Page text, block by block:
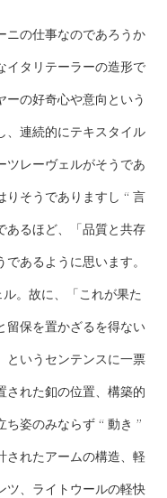
ニの仕事なのであろうか
イタリテーラーの造形で
ーの好奇心や意向という
、連続的にテキスタイル
ツレーヴェルがそうであ
りそうでありますし “ 言
あるほど、「品質と共存
あるように思います。
。故に、「これが果た
留保を置かざるを得ない
というセンテンスに一票
された釦の位置、構築的
姿のみならず “ 動き ”
されたアームの構造、軽
ツ、ライトウールの軽快